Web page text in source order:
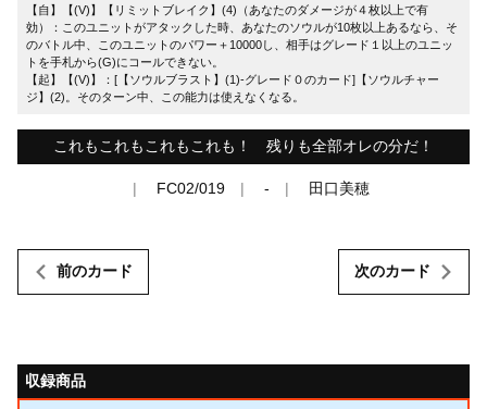
【自】【(V)】【リミットブレイク】(4)（あなたのダメージが４枚以上で有
効）：このユニットがアタックした時、あなたのソウルが10枚以上あるなら、そ
のバトル中、このユニットのパワー＋10000し、相手はグレード１以上のユニッ
トを手札から(G)にコールできない。
【起】【(V)】：[【ソウルブラスト】(1)-グレード０のカード]【ソウルチャー
ジ】(2)。そのターン中、この能力は使えなくなる。
これもこれもこれもこれも！ 残りも全部オレの分だ！
FC02/019 - 田口美穂
前のカード 次のカード
収録商品